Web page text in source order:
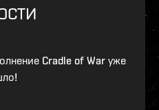
Cradle of War уже